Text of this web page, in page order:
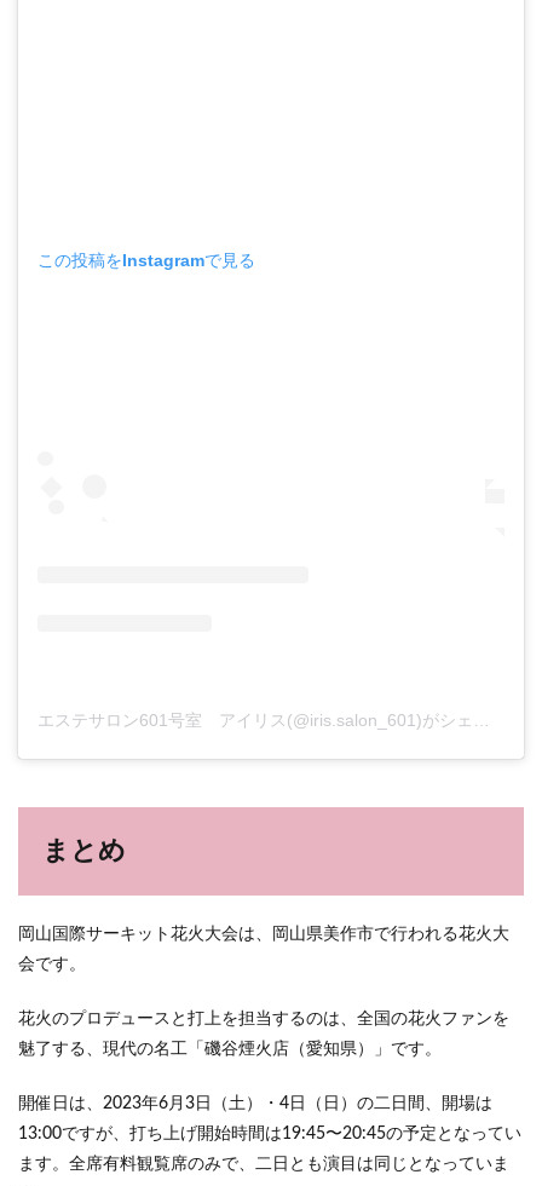
この投稿をInstagramで見る
エステサロン601号室 アイリス(@iris.salon_601)がシェアした投稿
まとめ
岡山国際サーキット花火大会は、岡山県美作市で行われる花火大
会です。
花火のプロデュースと打上を担当するのは、全国の花火ファンを
魅了する、現代の名工「磯谷煙火店（愛知県）」です。
開催日は、2023年6月3日（土）・4日（日）の二日間、開場は
13:00ですが、打ち上げ開始時間は19:45〜20:45の予定となってい
ます。全席有料観覧席のみで、二日とも演目は同じとなっていま